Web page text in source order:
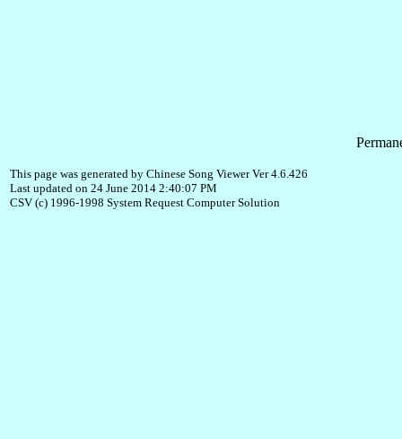
This page was generated by Chinese Song Viewer Ver 4.6.426
Last updated on 24 June 2014 2:40:07 PM
CSV (c) 1996-1998 System Request Computer Solution